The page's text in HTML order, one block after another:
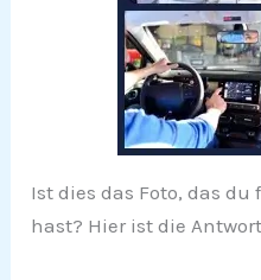
Ist dies das Foto, das du
hast? Hier ist die